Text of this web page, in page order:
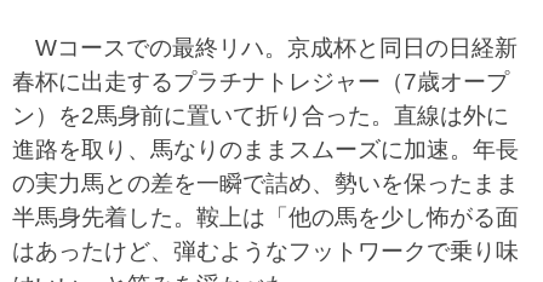
Wコースでの最終リハ。京成杯と同日の日経新
春杯に出走するプラチナトレジャー（7歳オープ
ン）を2馬身前に置いて折り合った。直線は外に
進路を取り、馬なりのままスムーズに加速。年長
の実力馬との差を一瞬で詰め、勢いを保ったまま
半馬身先着した。鞍上は「他の馬を少し怖がる面
はあったけど、弾むようなフットワークで乗り味